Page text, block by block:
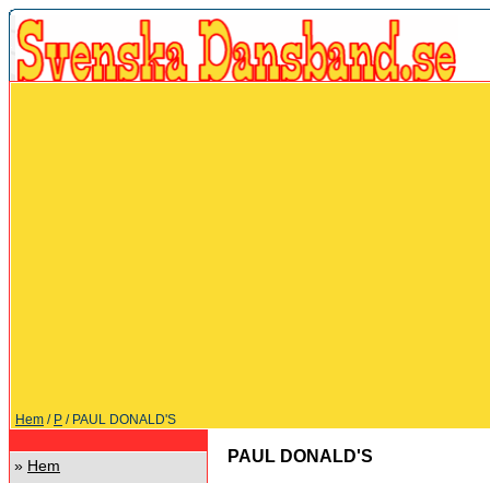
Hem / P / PAUL DONALD'S
» Hem
PAUL DONALD'S